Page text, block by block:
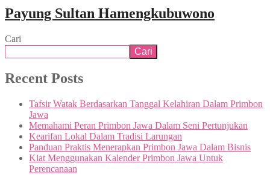
Payung Sultan Hamengkubuwono
Cari
Cari
Recent Posts
Tafsir Watak Berdasarkan Tanggal Kelahiran Dalam Primbon
Jawa
Memahami Peran Primbon Jawa Dalam Seni Pertunjukan
Kearifan Lokal Dalam Tradisi Larungan
Panduan Praktis Menerapkan Primbon Jawa Dalam Bisnis
Kiat Menggunakan Kalender Primbon Jawa Untuk
Perencanaan